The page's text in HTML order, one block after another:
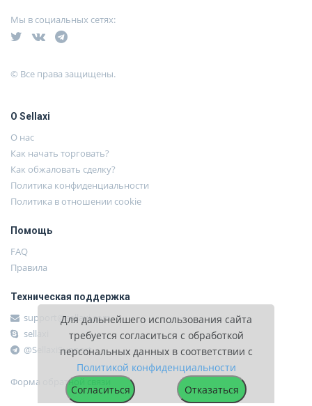
Для дальнейшего использования сайта
требуется согласиться с обработкой
персональных данных в соответствии с
Политикой конфиденциальности
Согласиться
Отказаться
Мы в социальных сетях:
© Все права защищены.
О Sellaxi
О нас
Как начать торговать?
Как обжаловать сделку?
Политика конфиденциальности
Политика в отношении cookie
Помощь
FAQ
Правила
Техническая поддержка
support@sellaxi.com
sellaxi
@SellaxiSupport
Форма обратной связи